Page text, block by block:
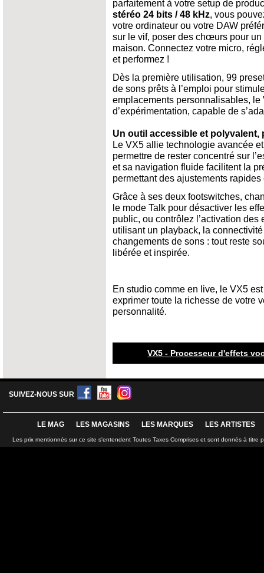
parfaitement à votre setup de
stéréo 24 bits / 48 kHz, vous
votre ordinateur ou votre DAW
sur le vif, poser des chœurs pour
maison. Connectez votre micro,
et performez !
Dès la première utilisation, 99
de sons prêts à l’emploi pour
emplacements personnalisables,
d’expérimentation, capable de
Un outil accessible et polyvalent,
Le VX5 allie technologie avancée
permettre de rester concentré sur
et sa navigation fluide facilitent la
permettant des ajustements
Grâce à ses deux footswitches,
le mode Talk pour désactiver les
public, ou contrôlez l’activation
utilisant un playback, la
changements de sons : tout reste
libérée et inspirée.
En studio comme en live, le VX5
exprimer toute la richesse de votre
personnalité.
VX5 - Processeur d'effets
SUIVEZ-NOUS SUR
LE MAG LES MAGASINS LES MARQUES LES ARTISTES
Les prix mentionnés sur ce site s'entendent Toutes Taxes Comprises et sont donnés à